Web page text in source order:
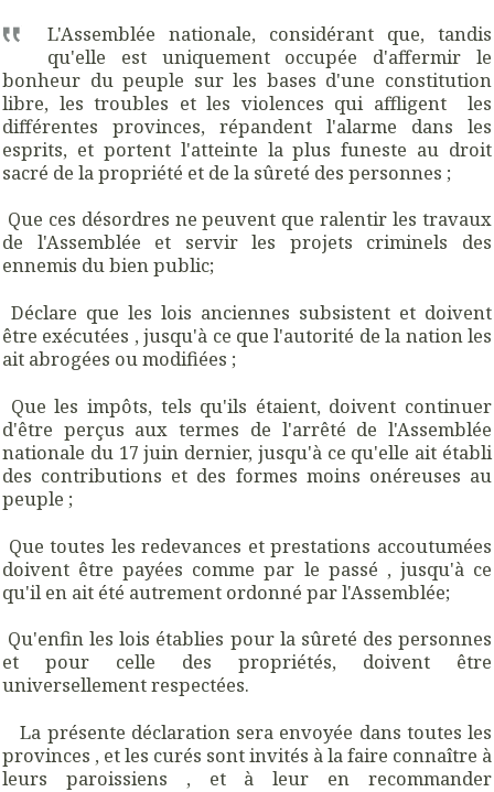
L'Assemblée nationale, considérant que, tandis
qu'elle est uniquement occupée d'affermir le
bonheur du peuple sur les bases d'une constitution
libre, les troubles et les violences qui affligent les
différentes provinces, répandent l'alarme dans les
esprits, et portent l'atteinte la plus funeste au droit
sacré de la propriété et de la sûreté des personnes ;
Que ces désordres ne peuvent que ralentir les travaux
de l'Assemblée et servir les projets criminels des
ennemis du bien public;
Déclare que les lois anciennes subsistent et doivent
être exécutées , jusqu'à ce que l'autorité de la nation les
ait abrogées ou modifiées ;
Que les impôts, tels qu'ils étaient, doivent continuer
d'être perçus aux termes de l'arrêté de l'Assemblée
nationale du 17 juin dernier, jusqu'à ce qu'elle ait établi
des contributions et des formes moins onéreuses au
peuple ;
Que toutes les redevances et prestations accoutumées
doivent être payées comme par le passé , jusqu'à ce
qu'il en ait été autrement ordonné par l'Assemblée;
Qu'enfin les lois établies pour la sûreté des personnes
et pour celle des propriétés, doivent être
universellement respectées.
La présente déclaration sera envoyée dans toutes les
provinces , et les curés sont invités à la faire connaître à
leurs paroissiens , et à leur en recommander